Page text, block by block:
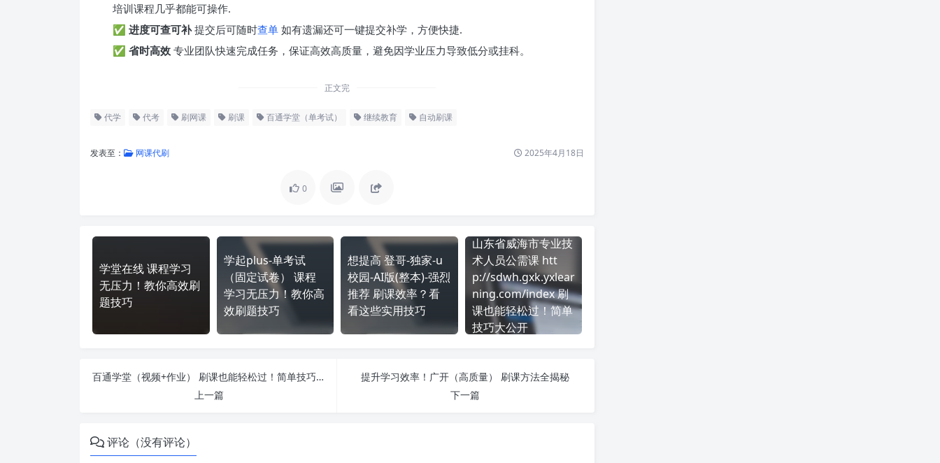
培训课程几乎都能可操作.
✅ 进度可查可补提交后可随时查单 如有遗漏还可一键提交补学，方便快捷.
✅ 省时高效 专业团队快速完成任务，保证高效高质量，避免因学业压力导致低分或挂科。
正文完
代学 代考 刷网课 刷课 百通学堂（单考试） 继续教育 自动刷课
发表至： 网课代刷 2025年4月18日
0
学堂在线 课程学习
无压力！教你高效刷
题技巧
学起plus-单考试
（固定试卷） 课程
学习无压力！教你高
效刷题技巧
想提高 登哥-独家-u
校园-AI版(整本)-强烈
推荐 刷课效率？看
看这些实用技巧
山东省威海市专业技
术人员公需课 htt
p://sdwh.gxk.yxlear
ning.com/index 刷
课也能轻松过！简单
技巧大公开
百通学堂（视频+作业） 刷课也能轻松过！简单技巧大公开
上一篇
提升学习效率！广开（高质量） 刷课方法全揭秘
下一篇
评论（没有评论）